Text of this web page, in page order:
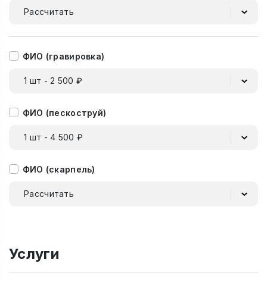
Рассчитать
ФИО (гравировка)
1 шт - 2 500 ₽
ФИО (пескоструй)
1 шт - 4 500 ₽
ФИО (скарпель)
Рассчитать
Услуги